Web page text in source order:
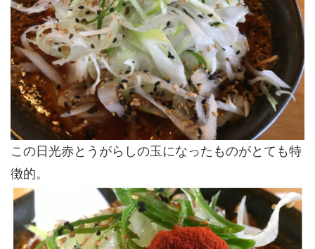
この日光赤とうがらしの玉になったものがとても特
徴的。